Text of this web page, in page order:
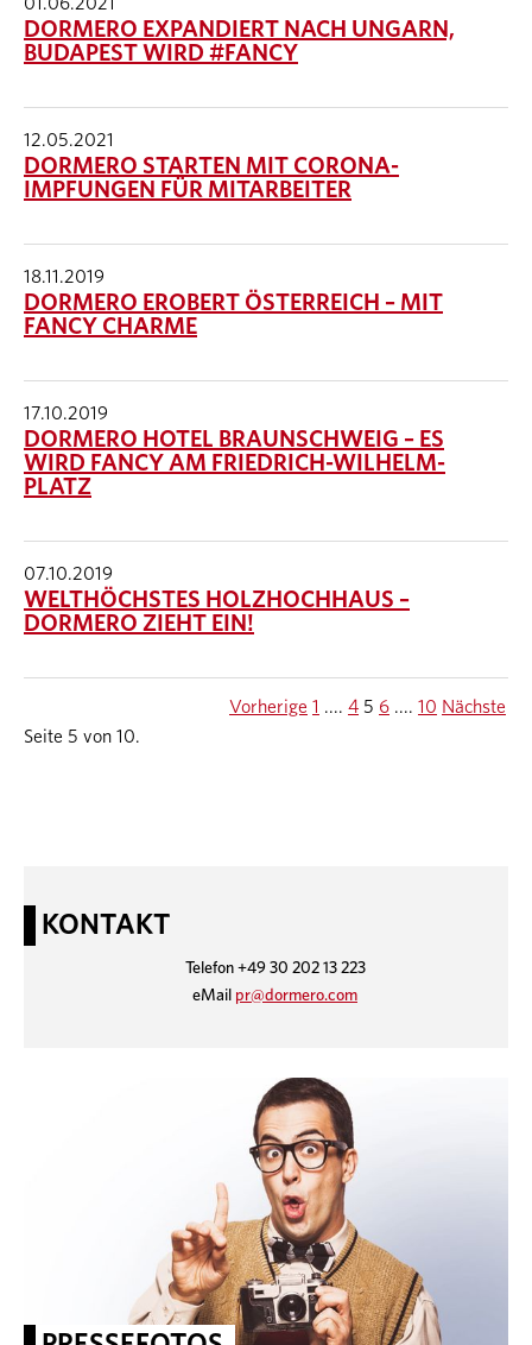
DORMERO EXPANDIERT NACH UNGARN,
BUDAPEST WIRD #FANCY
12.05.2021
DORMERO STARTEN MIT CORONA-
IMPFUNGEN FÜR MITARBEITER
18.11.2019
DORMERO EROBERT ÖSTERREICH – MIT
FANCY CHARME
17.10.2019
DORMERO HOTEL BRAUNSCHWEIG – ES
WIRD FANCY AM FRIEDRICH-WILHELM-
PLATZ
07.10.2019
WELTHÖCHSTES HOLZHOCHHAUS –
DORMERO ZIEHT EIN!
Seite 5 von 10.
Vorherige 1 .... 4 5 6 .... 10 Nächste
KONTAKT
Telefon +49 30 202 13 223
eMail pr@dormero.com